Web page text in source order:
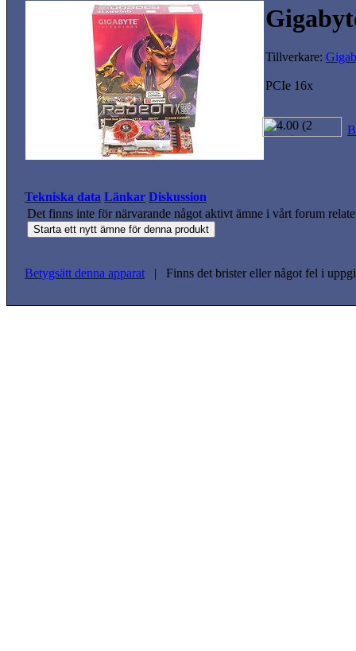
Tillverkare:
PCIe 16x
Tekniska data Länkar Diskussion
Det finns inte för närvarande något aktivt ämne i vårt forum
Betygsätt denna apparat | Finns det brister eller något fel i